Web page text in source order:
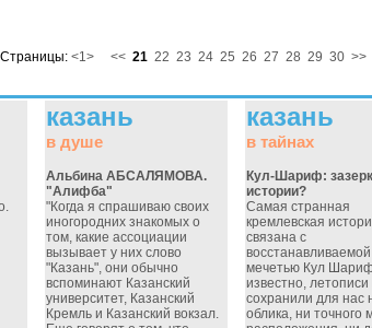
Страницы: <1> << 21 22 23 24 25 26 27 28 29 30 >>
казань
в душе
Альбина АБСАЛЯМОВА.
"Алифба"
"Когда я спрашиваю своих
иногородних знакомых о
том, какие ассоциации
вызывает у них слово
"Казань", они обычно
вспоминают Казанский
университет, Казанский
Кремль и Казанский вокзал.
казань
в тайнах
Кул-Шариф:
истории?
Самая странная
кремлевская
связана с
мечетью Кул
известно, летописи
сохранили для нас
облика, ни точного